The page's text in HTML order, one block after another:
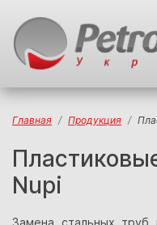
Главная Продукция
Nupi
Замена стальных труб